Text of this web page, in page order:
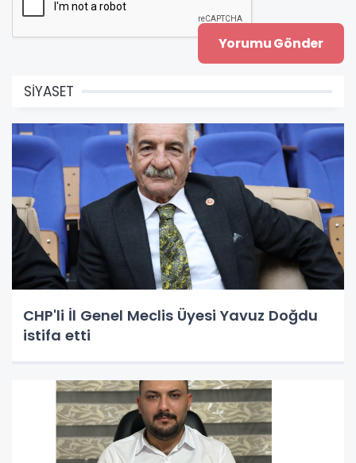
SİYASET
CHP'li İl Genel Meclis Üyesi Yavuz Doğdu
istifa etti